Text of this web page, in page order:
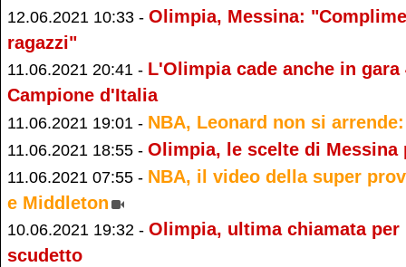
12.06.2021 10:33 - Olimpia, Messina:
ragazzi"
11.06.2021 20:41 - L'Olimpia cade anche in
Campione d'Italia
11.06.2021 19:01 - NBA, Leonard non si
11.06.2021 18:55 - Olimpia, le scelte di Messina
11.06.2021 07:55 - NBA, il video della super
e Middleton
10.06.2021 19:32 - Olimpia, ultima chiamata
scudetto